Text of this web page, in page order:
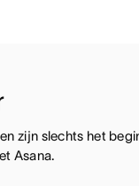
zijn slechts het
Asana.